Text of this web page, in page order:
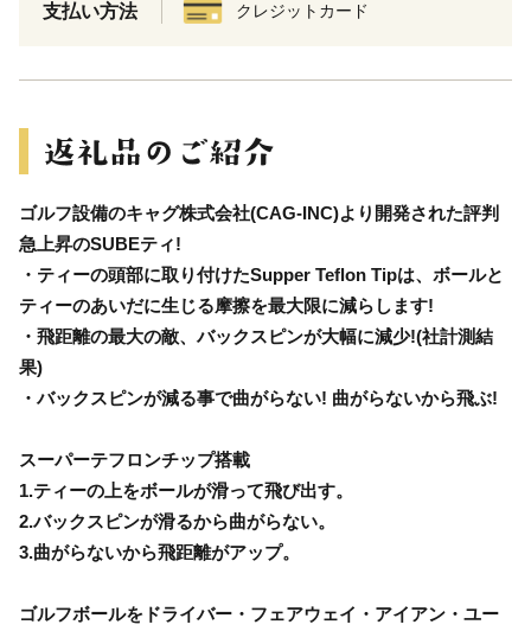
支払い方法 クレジットカード
ゴルフ設備のキャグ株式会社(CAG-INC)より開発された評判
急上昇のSUBEティ!
・ティーの頭部に取り付けたSupper Teflon Tipは、ボールと
ティーのあいだに生じる摩擦を最大限に減らします!
・飛距離の最大の敵、バックスピンが大幅に減少!(社計測結
果)
・バックスピンが減る事で曲がらない! 曲がらないから飛ぶ!
スーパーテフロンチップ搭載
1.ティーの上をボールが滑って飛び出す。
2.バックスピンが滑るから曲がらない。
3.曲がらないから飛距離がアップ。
ゴルフボールをドライバー・フェアウェイ・アイアン・ユー